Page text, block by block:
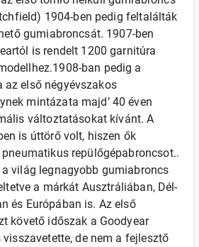
1904-ben pedig feltalálták
gumiabroncsát. 1907-ben
is rendelt 1200 garnitúra
ban pedig a
az első négyévszakos
mintázata majd’ 40 éven
változtatásokat kívánt. A
is úttörő volt, hiszen ők
repülőgépabroncsot..
a világ legnagyobb gumiabroncs
a márkát Ausztráliában, Dél-
és Európában is. Az első
követő időszak a Goodyear
de nem a fejlesztő